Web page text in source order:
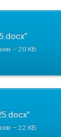
– 20 КБ
– 22 КБ